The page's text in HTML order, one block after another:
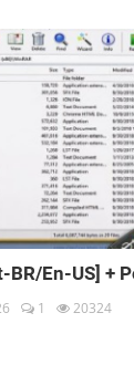
BR/En-US] +
1 20324